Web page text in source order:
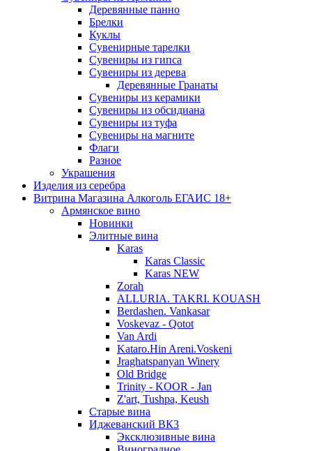
Деревянные панно
Брелки
Куклы
Сувенирные тарелки
Сувениры из гипса
Сувениры из дерева
Деревянные Гранаты
Сувениры из керамики
Сувениры из обсидиана
Сувениры из туфа
Сувениры на магните
Флаги
Разное
Украшения
Изделия из серебра
Витрина Магазина Алкоголь ЕГАИС 18+
Армянское вино
Новинки
Элитные вина
Karas
Karas Classic
Karas NEW
Zorah
ALLURIA. TAKRI. KOUASH
Berdashen. Vankasar
Voskevaz - Qotot
Van Ardi
Kataro.Hin Areni.Voskeni
Jraghatspanyan Winery
Old Bridge
Trinity - KOOR - Jan
Z'art, Tushpa, Keush
Старые вина
Иджеванский ВК3
Эксклюзивные вина